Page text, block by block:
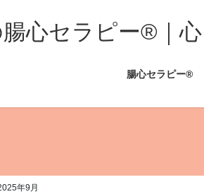
心セラピー®︎｜
腸心セラピー®︎
年9月